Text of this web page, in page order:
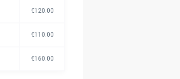
€120.00
€110.00
€160.00